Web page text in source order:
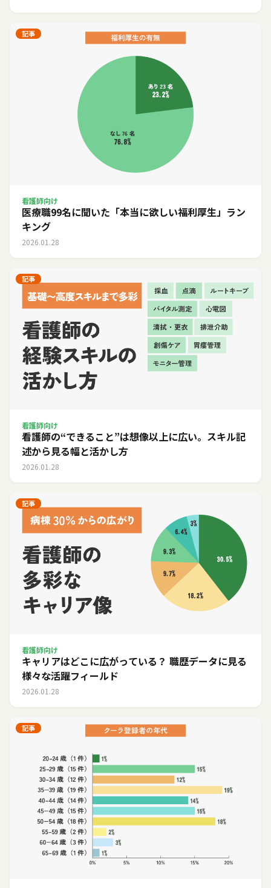
記事
看護師向け
医療職99名に聞いた「本当に欲しい福利厚生」ラン
キング
2026.01.28
記事
看護師向け
看護師の“できること”は想像以上に広い。スキル記
述から見る幅と活かし方
2026.01.28
記事
看護師向け
キャリアはどこに広がっている？ 職歴データに見る
様々な活躍フィールド
2026.01.28
記事